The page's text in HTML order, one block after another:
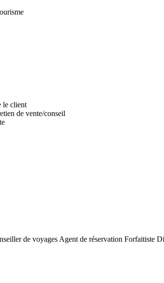
le client
de vente/conseil
visite ou d'un voyage
de voyages Agent de réservation Forfaitiste